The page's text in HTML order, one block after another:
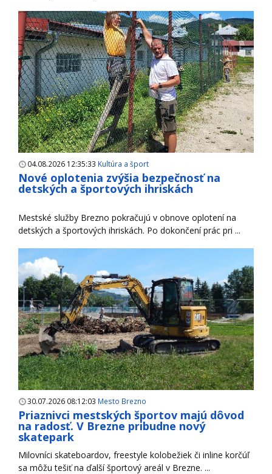
04.08.2026 12:35:33 Kultúra a šport
Nové oplotenia zvýšia bezpečnosť na
detských a športových ihriskách
Mestské služby Brezno pokračujú v obnove oplotení na
detských a športových ihriskách. Po dokončení prác pri ...
30.07.2026 08:12:03 Mesto Brezno
Priaznivci mestských športov majú dôvod
na radosť. V Brezne pribudne nový
skatepark
Milovníci skateboardov, freestyle kolobežiek či inline korčúľ
sa môžu tešiť na ďalší športový areál v Brezne. ...